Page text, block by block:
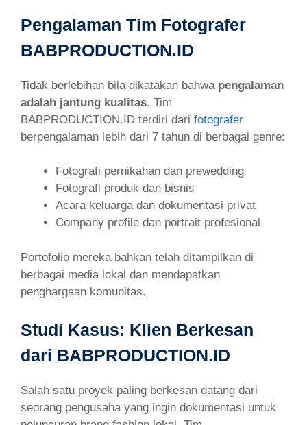
Pengalaman Tim Fotografer
BABPRODUCTION.ID
Tidak berlebihan bila dikatakan bahwa pengalaman
adalah jantung kualitas. Tim
BABPRODUCTION.ID terdiri dari fotografer
berpengalaman lebih dari 7 tahun di berbagai genre:
Fotografi pernikahan dan prewedding
Fotografi produk dan bisnis
Acara keluarga dan dokumentasi privat
Company profile dan portrait profesional
Portofolio mereka bahkan telah ditampilkan di
berbagai media lokal dan mendapatkan
penghargaan komunitas.
Studi Kasus: Klien Berkesan
dari BABPRODUCTION.ID
Salah satu proyek paling berkesan datang dari
seorang pengusaha yang ingin dokumentasi untuk